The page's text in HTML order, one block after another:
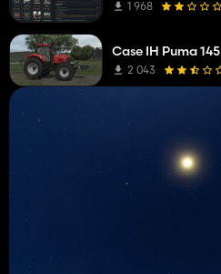
1 968
Case IH Puma 145
2 043